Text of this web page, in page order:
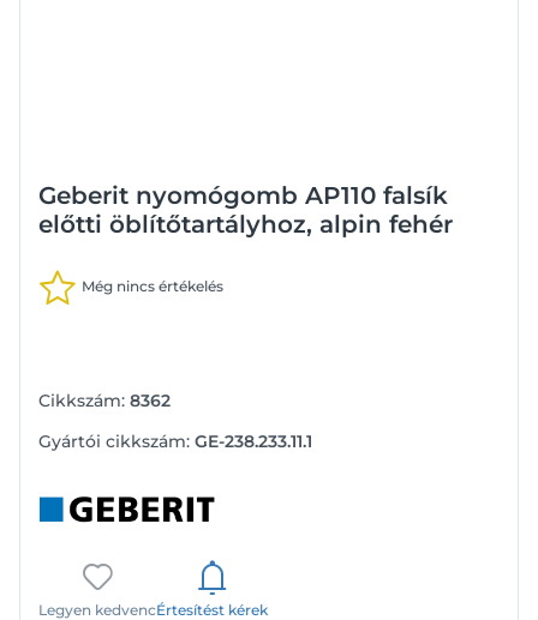
Geberit nyomógomb AP110 falsík
előtti öblítőtartályhoz, alpin fehér
Még nincs értékelés
Cikkszám: 8362
Gyártói cikkszám: GE-238.233.11.1
Legyen kedvencÉrtesítést kérek